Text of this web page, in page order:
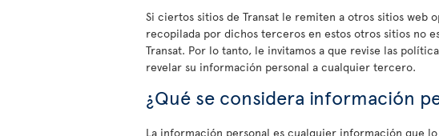
Si ciertos sitios de Transat le remiten a otros sitios web
recopilada por dichos terceros en estos otros sitios no
Transat. Por lo tanto, le invitamos a que revise las
revelar su información personal a cualquier tercero.
¿Qué se considera información
La información personal es cualquier información que